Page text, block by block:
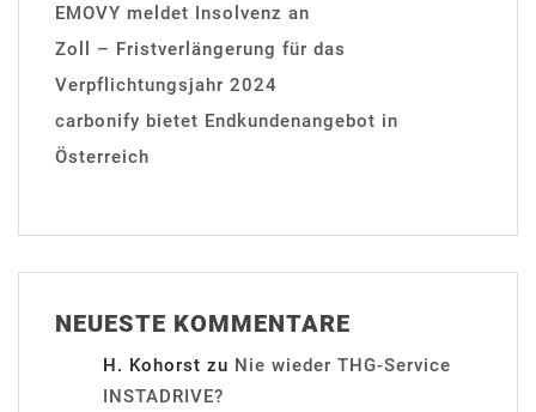
EMOVY meldet Insolvenz an
Zoll – Fristverlängerung für das
Verpflichtungsjahr 2024
carbonify bietet Endkundenangebot in
Österreich
NEUESTE KOMMENTARE
H. Kohorst zu Nie wieder THG-Service
INSTADRIVE?